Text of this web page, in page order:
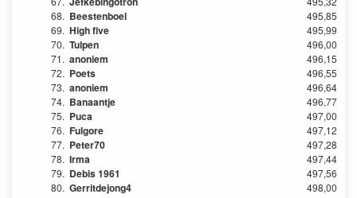
68. Beestenboel
495,85
69. High five
495,99
70. Tulpen
496,00
71. anoniem
496,15
72. Poets
496,55
73. anoniem
496,64
74. Banaantje
496,77
75. Puca
497,00
76. Fulgore
497,12
77. Peter70
497,28
78. Irma
497,44
79. Debis 1961
497,56
80. Gerritdejong4
498,00